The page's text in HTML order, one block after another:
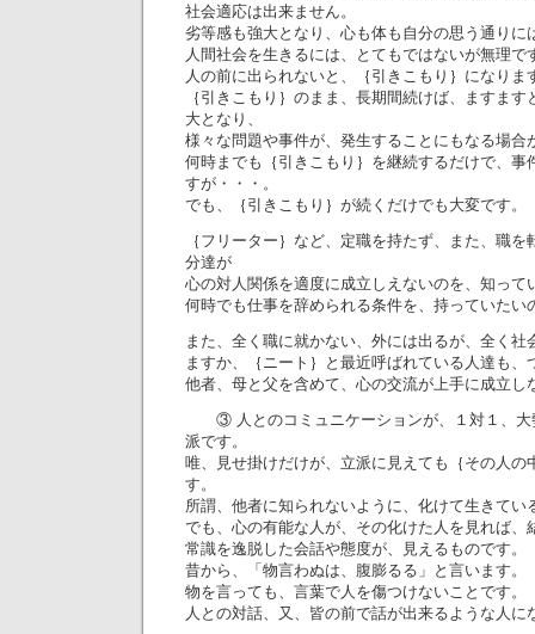
社会適応は出来ません。
劣等感も強大となり、心も体も自分の思う通りに
人間社会を生きるには、とてもではないが無理で
人の前に出られないと、｛引きこもり｝になりま
｛引きこもり｝のまま、長期間続けば、ますま
大となり、
様々な問題や事件が、発生することにもなる場合
何時までも｛引きこもり｝を継続するだけで、事
すが・・・。
でも、｛引きこもり｝が続くだけでも大変です。
｛フリーター｝など、定職を持たず、また、職
分達が
心の対人関係を適度に成立しえないのを、知って
何時でも仕事を辞められる条件を、持っていたい
また、全く職に就かない、外には出るが、全く社
ますか、｛ニート｝と最近呼ばれている人達も、
他者、母と父を含めて、心の交流が上手に成立し
③ 人とのコミュニケーションが、１対１、大
派です。
唯、見せ掛けだけが、立派に見えても｛その人の
す。
所謂、他者に知られないように、化けて生きてい
でも、心の有能な人が、その化けた人を見れば、
常識を逸脱した会話や態度が、見えるものです。
昔から、「物言わぬは、腹膨るる」と言います。
物を言っても、言葉で人を傷つけないことです。
人との対話、又、皆の前で話が出来るような人に